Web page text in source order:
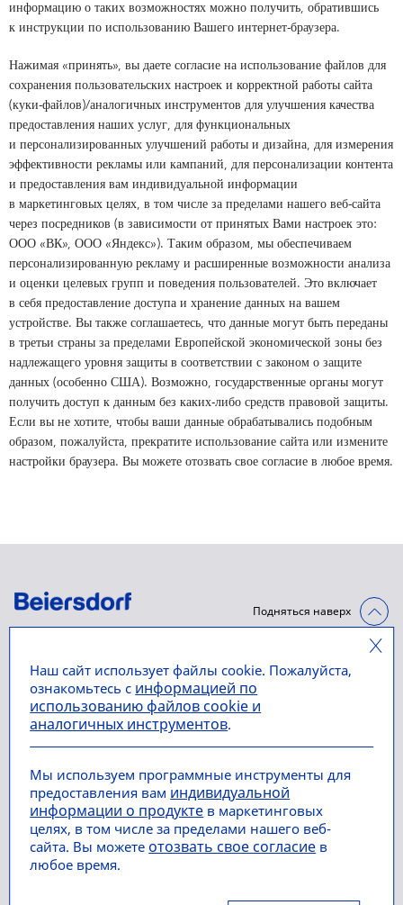
информацию о таких возможностях можно получить, обратившись
к инструкции по использованию Вашего интернет-браузера.
Нажимая «принять», вы даете согласие на использование файлов для
сохранения пользовательских настроек и корректной работы сайта
(куки-файлов)/аналогичных инструментов для улучшения качества
предоставления наших услуг, для функциональных
и персонализированных улучшений работы и дизайна, для измерения
эффективности рекламы или кампаний, для персонализации контента
и предоставления вам индивидуальной информации
в маркетинговых целях, в том числе за пределами нашего веб-сайта
через посредников (в зависимости от принятых Вами настроек это:
ООО «ВК», ООО «Яндекс»). Таким образом, мы обеспечиваем
персонализированную рекламу и расширенные возможности анализа
и оценки целевых групп и поведения пользователей. Это включает
в себя предоставление доступа и хранение данных на вашем
устройстве. Вы также соглашаетесь, что данные могут быть переданы
в третьи страны за пределами Европейской экономической зоны без
надлежащего уровня защиты в соответствии с законом о защите
данных (особенно США). Возможно, государственные органы могут
получить доступ к данным без каких-либо средств правовой защиты.
Если вы не хотите, чтобы ваши данные обрабатывались подобным
образом, пожалуйста, прекратите использование сайта или измените
настройки браузера. Вы можете отозвать свое согласие в любое время.
Наш сайт использует файлы cookie. Пожалуйста,
ознакомьтесь с информацией по
использованию файлов cookie и
аналогичных инструментов.
Мы используем программные инструменты для
предоставления вам индивидуальной
информации о продукте в маркетинговых
целях, в том числе за пределами нашего веб-
сайта. Вы можете отозвать свое согласие в
любое время.
Подняться наверх
NIVEA
NIVEA MEN
Использование файлов
cookies и аналогичных
инструментов
равно» — Платформа для
Информирования о
Нарушениях